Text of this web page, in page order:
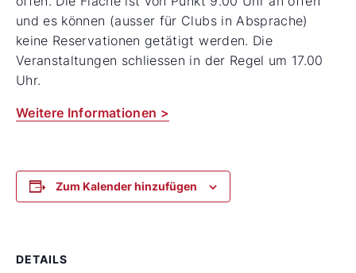
und es können (ausser für Clubs in Absprache)
keine Reservationen getätigt werden. Die
Veranstaltungen schliessen in der Regel um 17.00
Uhr.
Weitere Informationen >
Zum Kalender hinzufügen
DETAILS